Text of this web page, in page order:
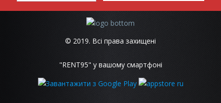
© 2019. Всі права захищені
"RENT95" у вашому смартфоні